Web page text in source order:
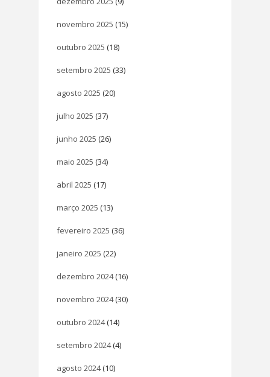
novembro 2025 (15)
outubro 2025 (18)
setembro 2025 (33)
agosto 2025 (20)
julho 2025 (37)
junho 2025 (26)
maio 2025 (34)
abril 2025 (17)
março 2025 (13)
fevereiro 2025 (36)
janeiro 2025 (22)
dezembro 2024(16)
novembro 2024(30)
outubro 2024(14)
setembro 2024(4)
agosto 2024(10)